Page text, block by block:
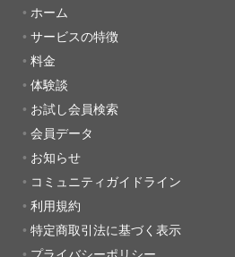
ホーム
サービスの特徴
料金
体験談
お試し会員検索
会員データ
お知らせ
コミュニティガイドライン
利用規約
特定商取引法に基づく表示